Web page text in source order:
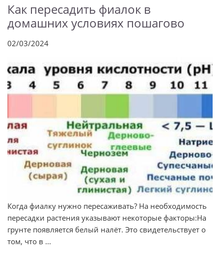
Как пересадить фиалок в
домашних условиях пошагово
02/03/2024
Когда фиалку нужно пересаживать? На необходимость
пересадки растения указывают некоторые факторы:На
грунте появляется белый налёт. Это свидетельствует о
том, что в ...